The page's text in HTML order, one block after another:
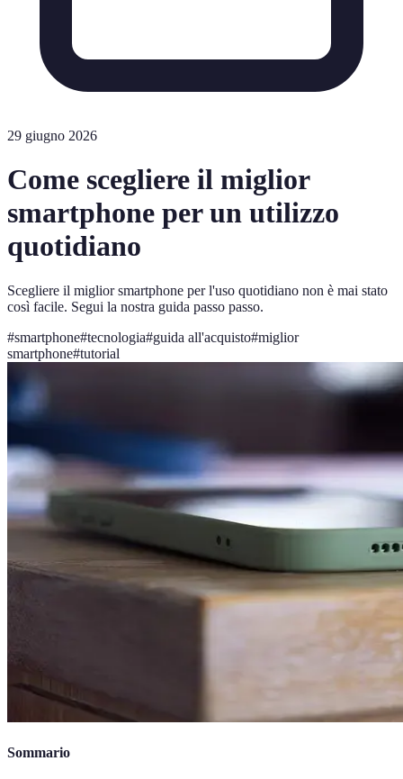
29 giugno 2026
Come scegliere il miglior
smartphone per un utilizzo
quotidiano
Scegliere il miglior smartphone per l'uso quotidiano non è mai stato
così facile. Segui la nostra guida passo passo.
#smartphone#tecnologia#guida all'acquisto#miglior
smartphone#tutorial
Sommario